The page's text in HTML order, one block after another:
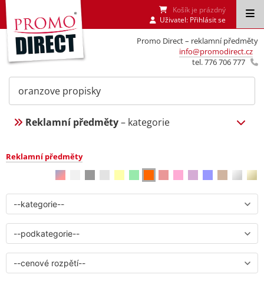
Promo Direct – reklamní předměty
info@promodirect.cz
tel. 776 706 777
Košík je prázdný
Uživatel: Přihlásit se
Reklamní předměty– kategorie
Reklamní předměty